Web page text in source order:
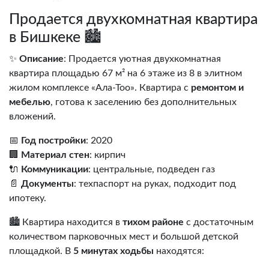
Продается двухкомнатная квартира
в Бишкеке 🏙️
✨ Описание: Продается уютная двухкомнатная
квартира площадью 67 м² на 6 этаже из 8 в элитном
жилом комплексе «Ала-Тоо». Квартира с ремонтом и
мебелью, готова к заселению без дополнительных
вложений.
📅 Год постройки: 2020
🏢
Материал стен: кирпич
🔌 Коммуникации: центральные, подведен газ
📄 Документы: техпаспорт на руках, подходит под
ипотеку.
🏙️ Квартира находится в тихом районе с достаточным
количеством парковочных мест и большой детской
площадкой. В 5 минутах ходьбы находятся: